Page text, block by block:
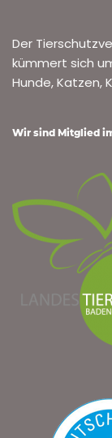
Der
kümmert sich
Hunde, Katzen,
Wir sind Mitglied